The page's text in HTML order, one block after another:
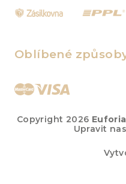
Oblíbené
Copyright 2026 Euforia
Upravit